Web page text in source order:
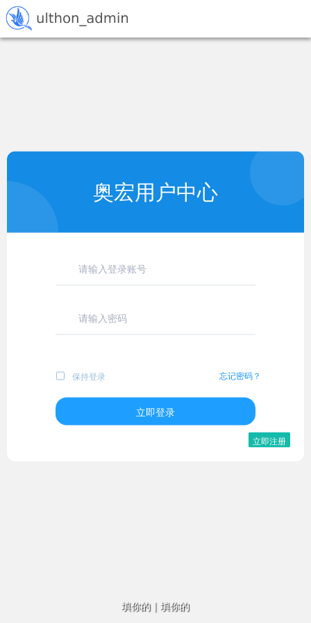
奥宏用户中心
保持登录 忘记密码？
立即登录
立即注册
填你的 | 填你的